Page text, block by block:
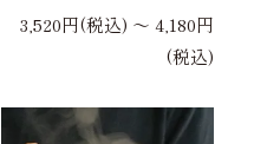
3,520円(税込) 〜 4,180円
(税込)